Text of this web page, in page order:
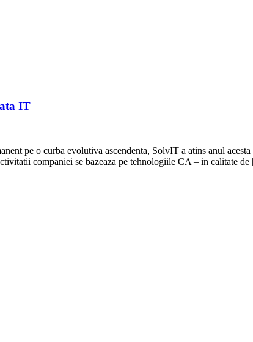
IT
pe o curba evolutiva ascendenta, SolvIT a atins anul
companiei se bazeaza pe tehnologiile CA – in calitate